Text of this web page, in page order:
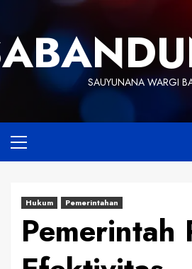
content
SAUYUNANA WARGI
Menu
Hukum Pemerintahan
Pemerintah